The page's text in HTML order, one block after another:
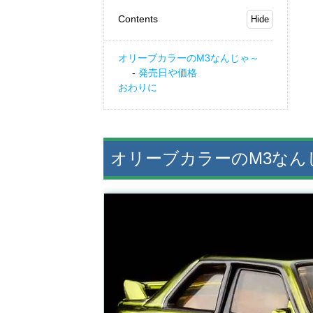
Contents
オリーブカラーのM3なんじゃ～
発売日や価格
おわりに
オリーブカラーのM3なん